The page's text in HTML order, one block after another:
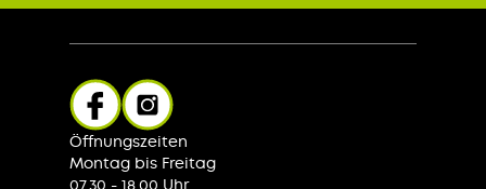
Öffnungszeiten
Montag bis Freitag
07.30 - 18.00 Uhr